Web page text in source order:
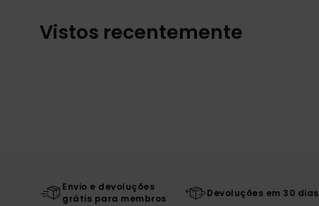
Vistos recentemente
Envio e devoluções
grátis para membros
Devoluções em 30 dias